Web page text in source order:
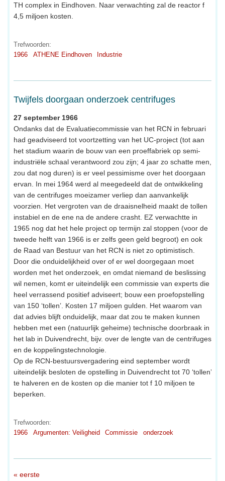
TH complex in Eindhoven. Naar verwachting zal de reactor f
4,5 miljoen kosten.
Trefwoorden:
1966
ATHENE Eindhoven Industrie
Twijfels doorgaan onderzoek centrifuges
27 september 1966
Ondanks dat de Evaluatiecommissie van het RCN in februari
had geadviseerd tot voortzetting van het UC-project (tot aan
het stadium waarin de bouw van een proeffabriek op semi-
industriële schaal verantwoord zou zijn; 4 jaar zo schatte men,
zou dat nog duren) is er veel pessimisme over het doorgaan
ervan. In mei 1964 werd al meegedeeld dat de ontwikkeling
van de centrifuges moeizamer verliep dan aanvankelijk
voorzien. Het vergroten van de draaisnelheid maakt de tollen
instabiel en de ene na de andere crasht. EZ verwachtte in
1965 nog dat het hele project op termijn zal stoppen (voor de
tweede helft van 1966 is er zelfs geen geld begroot) en ook
de Raad van Bestuur van het RCN is niet zo optimistisch.
Door die onduidelijkheid over of er wel doorgegaan moet
worden met het onderzoek, en omdat niemand de beslissing
wil nemen, komt er uiteindelijk een commissie van experts die
heel verrassend positief adviseert; bouw een proefopstelling
van 150 ‘tollen’. Kosten 17 miljoen gulden. Het waarom van
dat advies blijft onduidelijk, maar dat zou te maken kunnen
hebben met een (natuurlijk geheime) technische doorbraak in
het lab in Duivendrecht, bijv. over de lengte van de centrifuges
en de koppelingstechnologie.
Op de RCN-bestuursvergadering eind september wordt
uiteindelijk besloten de opstelling in Duivendrecht tot 70 ‘tollen’
te halveren en de kosten op die manier tot f 10 miljoen te
beperken.
Trefwoorden:
1966
Argumenten: Veiligheid Commissie onderzoek
« eerste